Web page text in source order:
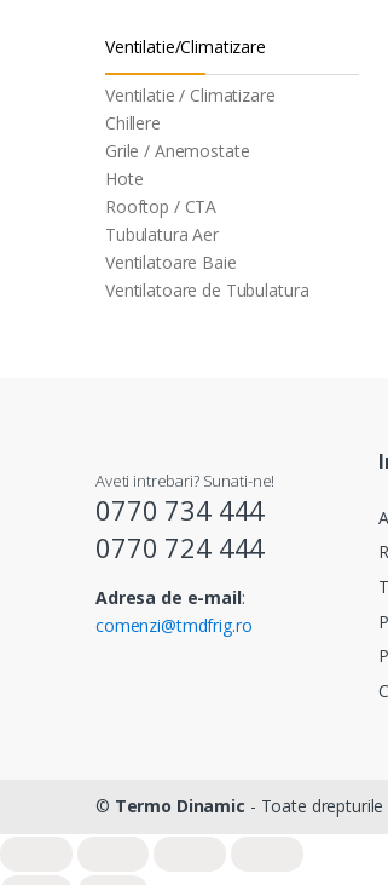
Ventilatie/Climatizare
Ventilatie / Climatizare
Chillere
Grile / Anemostate
Hote
Rooftop / CTA
Tubulatura Aer
Ventilatoare Baie
Ventilatoare de Tubulatura
Aveti intrebari? Sunati-ne!
0770 734 444
0770 724 444
Adresa de e-mail:
comenzi@tmdfrig.ro
© Termo Dinamic - Toate drepturile